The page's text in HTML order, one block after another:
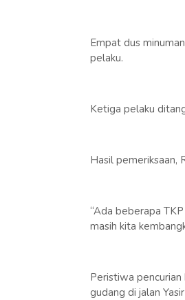
Empat dus
pelaku.
Ketiga pelaku
Hasil pemeriksaan,
“Ada beberapa
masih kita
Peristiwa
gudang di jalan